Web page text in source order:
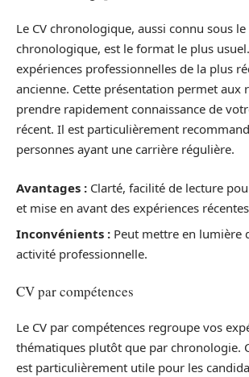
Le CV chronologique, aussi connu sous
chronologique, est le format le plus
expériences professionnelles de la plus
ancienne. Cette présentation permet aux
prendre rapidement connaissance de
récent. Il est particulièrement
personnes ayant une carrière régulière.
Avantages : Clarté, facilité de lecture
et mise en avant des expériences
Inconvénients : Peut mettre en lumière
activité professionnelle.
CV par compétences
Le CV par compétences regroupe vos
thématiques plutôt que par chronologie.
est particulièrement utile pour les